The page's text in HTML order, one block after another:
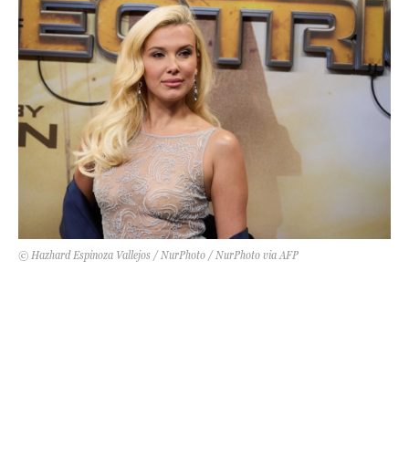
Trendek
Szobák
Ötletek
Szép terek
SZTÁRHÍREK
BUSINESS
ANYA
BEAUTY AWARDS
EVENT
© Hazhard Espinoza Vallejos / NurPhoto / NurPhoto via AFP